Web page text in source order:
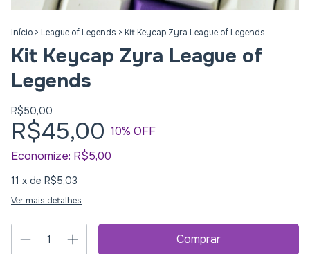
Início > League of Legends > Kit Keycap Zyra League of Legends
Kit Keycap Zyra League of
Legends
R$50,00
R$45,00 10% OFF
Economize: R$5,00
11 x de R$5,03
Ver mais detalhes